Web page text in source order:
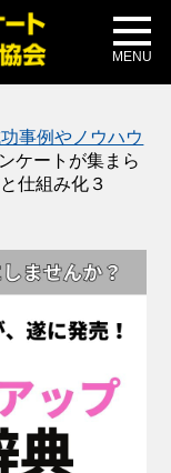
MENU
事例やノウハウ
ケートが集まら
仕組み化３